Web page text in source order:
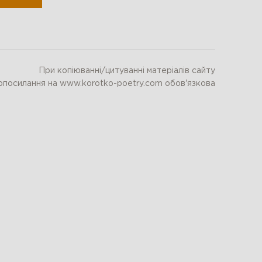
При копіюванні/цитуванні матеріалів сайту
на www.korotko-poetry.com обов'язкова